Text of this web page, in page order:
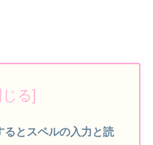
るとスペルの入力と読